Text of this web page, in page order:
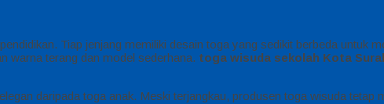
Tiap jenjang memiliki desain toga yang sedikit berbeda untuk
warna terang dan model sederhana. toga wisuda sekolah Kota
daripada toga anak. Meski terjangkau, produsen toga wisuda tetap